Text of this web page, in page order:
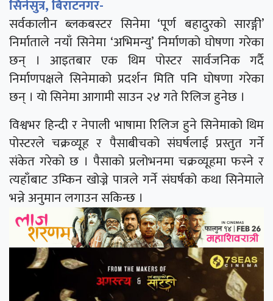
सिनेसुत्र, बिराटनगर-
सर्वकालीन ब्लकबस्टर सिनेमा ‘पूर्ण बहादुरको सारङ्गी’
निर्माताले नयाँ सिनेमा ‘अभिमन्यु’ निर्माणको घोषणा गरेका
छन् । आइतबार एक थिम पोस्टर सार्वजनिक गर्दै
निर्माणपक्षले सिनेमाको प्रदर्शन मिति पनि घोषणा गरेका
छन् । यो सिनेमा आगामी साउन २४ गते रिलिज हुनेछ ।
विश्वभर हिन्दी र नेपाली भाषामा रिलिज हुने सिनेमाको थिम
पोस्टरले चक्रव्यूह र पैसाबीचको संघर्षलाई प्रस्तुत गर्ने
संकेत गरेको छ । पैसाको प्रलोभनमा चक्रव्यूहमा फस्ने र
त्यहाँबाट उम्किन खोज्ने पात्रले गर्ने संघर्षको कथा सिनेमाले
भन्ने अनुमान लगाउन सकिन्छ ।